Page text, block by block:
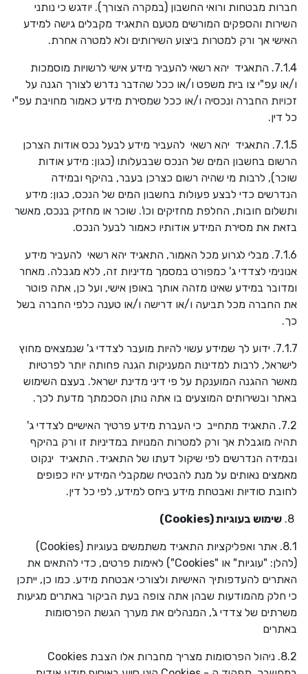
חברות מבטחות ורואי החשבון (במקרה הצורך). יודגש כי נותני
השירות והספקים המורשים מטעם התאגיד מקבלים גישה למידע
האישי אך ורק למטרות ביצוע השירותים ולא למטרה אחרת.
7.1.4. התאגיד יהא רשאי להעביר מידע אישי לרשויות מוסמכות
ו/או עפ"י צו בית משפט ו/או ככל שהדבר נדרש לצורך הגנה על
זכויות החברה ונכסיה ו/או ככל שמסירת מידע כאמור מחויבת עפ"י
כל דין.
7.1.5. התאגיד יהא רשאי להעביר מידע לבעל נכס אודות הצרכן
הרשום בחשבון המים של הנכס שבבעלותו (כגון: מידע אודות
שוכר), לרבות מי שהיה רשום כצרכן בעבר, בהיקף ובמידה
הנדרשים כדי לבצע פעולות בחשבון המים של הנכס, כגון: מידע
ותשלום חובות, החלפת מחזיקים וכו'. שוכר או מחזיק בנכס, מאשר
בזאת את מסירת המידע אודותיו כאמור לבעל הנכס.
7.1.6. מבלי לגרוע מכל האמור, התאגיד יהא רשאי להעביר מידע
אנונימי לצדדי ג' כמפורט במסמך מדיניות זה, ללא מגבלה. מאחר
ומדובר במידע שאינו מזהה אותך באופן אישי, ועל כן, אתה פוטר
את החברה מכל תביעה ו/או דרישה ו/או טענה כלפי החברה בשל
כך.
7.1.7. ידוע לך שמידע עשוי להיות מועבר לצדדי ג' שנמצאים מחוץ
לישראל, לרבות למדינות המעניקות הגנה פחותה יותר לפרטיות
מאשר ההגנה המוענקת על פי דיני מדינת ישראל. בעצם השימוש
באתר ובשירותים המוצעים בו אתה נותן הסכמתך מדעת לכך.
7.2. התאגיד מתחייב כי העברת מידע פרטיך האישיים לצדדי ג'
תהיה מוגבלת אך ורק למטרות המנויות במדיניות זו ורק בהיקף
ובמידה הנדרשים לפי שיקול דעתו של התאגיד. התאגיד ינקוט
מאמצים נאותים על מנת להבטיח שמקבלי המידע יהיו כפופים
לחובת סודיות ואבטחת מידע ביחס למידע, לפי כל דין.
שימוש בעוגיות (Cookies
)
8.1. אתר ואפליקציות התאגיד משתמשים בעוגיות ( Cookies
)
(להלן: "עוגיות" או "Cookies") לאימות פרטים, כדי להתאים את
האתרים להעדפותיך האישיות ולצורכי אבטחת מידע. כמו כן, ייתכן
כי חלק מהמודעות שבהן אתה צופה בעת הביקור באתרים מגיעות
משרתים של צדדי ג', המנהלים את מערך הגשת הפרסומות
באתרים
8.2. ניהול הפרסומות מצריך מחברות אלו הצבת
Cookies